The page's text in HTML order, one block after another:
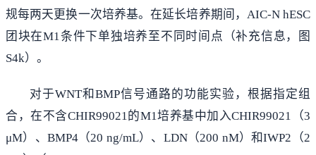
规每两天更换一次培养基。在延长培养期间，AIC-N hESC
团块在M1条件下单独培养至不同时间点（补充信息，图
S4k）。
对于WNT和BMP信号通路的功能实验，根据指定组
合，在不含CHIR99021的M1培养基中加入CHIR99021（3
μM）、BMP4（20 ng/mL）、LDN（200 nM）和IWP2（2